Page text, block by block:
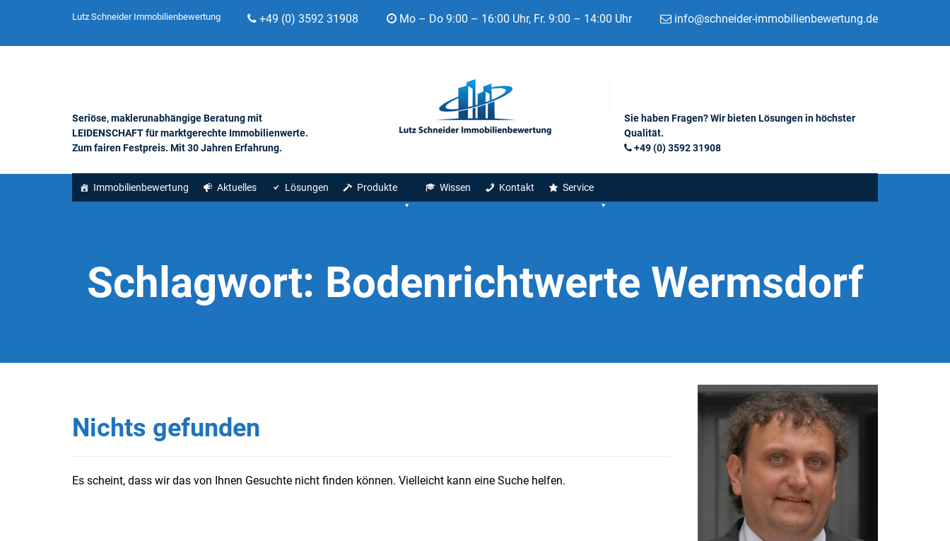
Lutz Schneider Immobilienbewertung +49 (0) 3592 31908 Mo – Do 9:00 – 16:00 Uhr, Fr. 9:00 – 14:00 Uhr info@schneider-immobilienbewertung.de
Seriöse, maklerunabhängige Beratung mit
LEIDENSCHAFT für marktgerechte Immobilienwerte.
Zum fairen Festpreis. Mit 30 Jahren Erfahrung.
Sie haben Fragen? Wir bieten Lösungen in höchster
Qualität.
+49 (0) 3592 31908
Immobilienbewertung Aktuelles Lösungen Produkte Wissen Kontakt Service
Schlagwort: Bodenrichtwerte Wermsdorf
Nichts gefunden
Es scheint, dass wir das von Ihnen Gesuchte nicht finden können. Vielleicht kann eine Suche helfen.